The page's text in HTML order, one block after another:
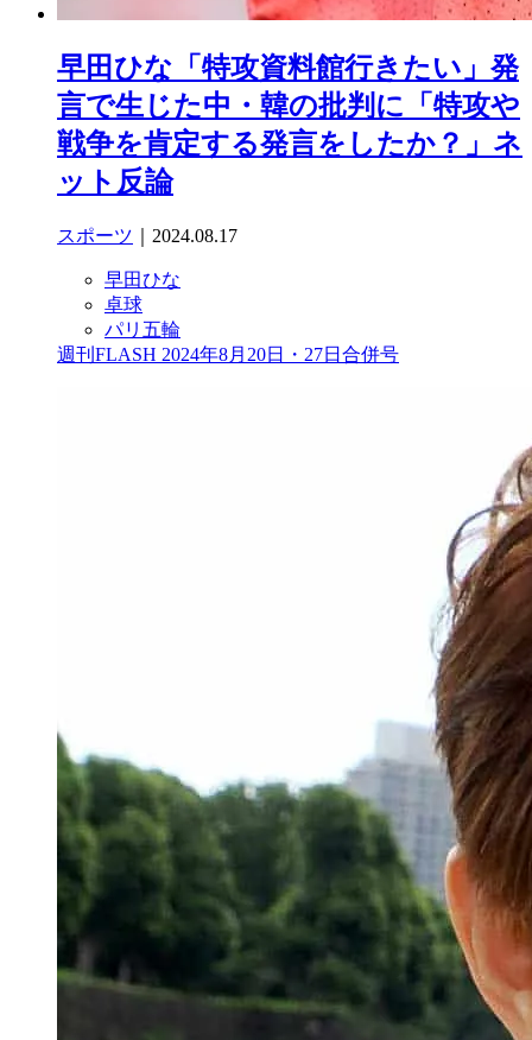
早田ひな「特攻資料館行きたい」発
言で生じた中・韓の批判に「特攻や
戦争を肯定する発言をしたか？」ネ
ット反論
スポーツ ｜2024.08.17
早田ひな
卓球
パリ五輪
週刊FLASH 2024年8月20日・27日合併号